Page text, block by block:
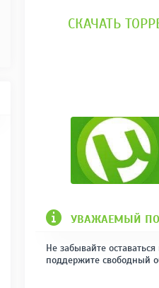
СКАЧАТЬ
УВАЖАЕМЫЙ
Не забывайте
поддержите свободный